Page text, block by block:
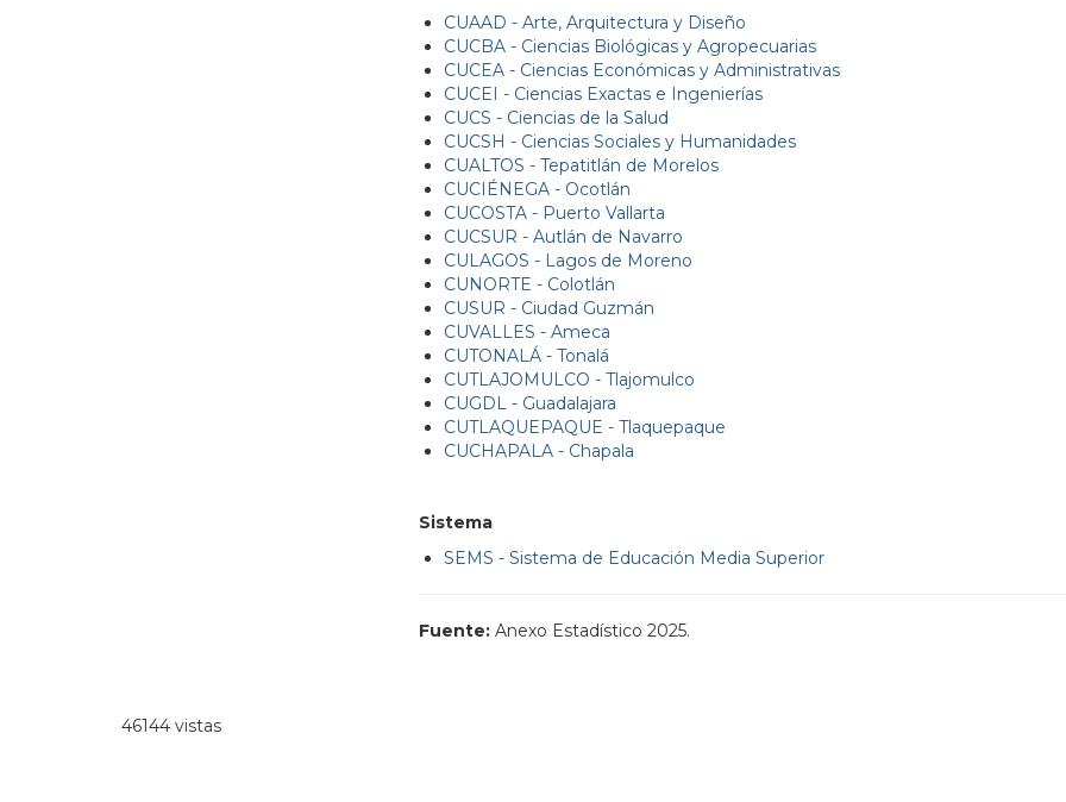
CUAAD - Arte, Arquitectura y Diseño
CUCBA - Ciencias Biológicas y Agropecuarias
CUCEA - Ciencias Económicas y Administrativas
CUCEI - Ciencias Exactas e Ingenierías
CUCS - Ciencias de la Salud
CUCSH - Ciencias Sociales y Humanidades
CUALTOS - Tepatitlán de Morelos
CUCIÉNEGA - Ocotlán
CUCOSTA - Puerto Vallarta
CUCSUR - Autlán de Navarro
CULAGOS - Lagos de Moreno
CUNORTE - Colotlán
CUSUR - Ciudad Guzmán
CUVALLES - Ameca
CUTONALÁ - Tonalá
CUTLAJOMULCO - Tlajomulco
CUGDL - Guadalajara
CUTLAQUEPAQUE - Tlaquepaque
CUCHAPALA - Chapala
Sistema
SEMS - Sistema de Educación Media Superior
Fuente: Anexo Estadístico 2025.
46144 vistas